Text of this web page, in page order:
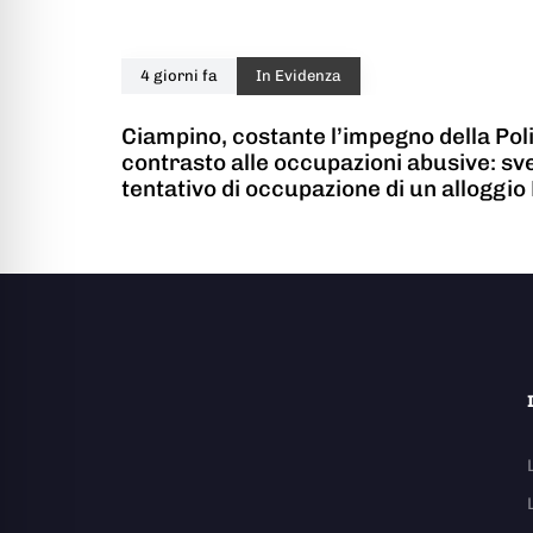
4 giorni fa In Evidenza
Ciampino, costante l’impegno della
contrasto alle occupazioni abusive:
tentativo di occupazione di un alloggio